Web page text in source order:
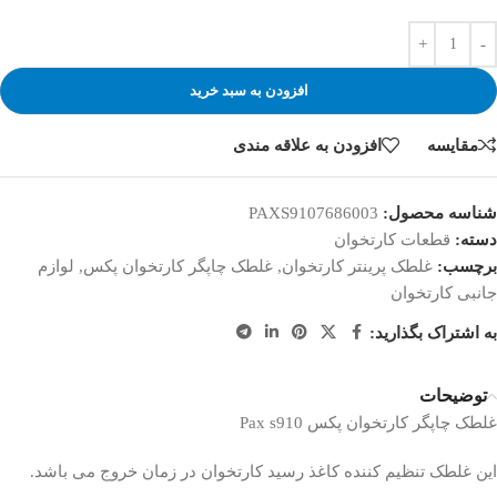
افزودن به سبد خرید
مقایسه افزودن به علاقه مندی
شناسه محصول: PAXS9107686003
دسته: قطعات کارتخوان
برچسب: غلطک پرینتر کارتخوان, غلطک چاپگر کارتخوان پکس, لوازم
جانبی کارتخوان
به اشتراک بگذارید:
توضیحات
غلطک چاپگر کارتخوان پکس Pax s910
این غلطک تنظیم کننده کاغذ رسید کارتخوان در زمان خروج می باشد.